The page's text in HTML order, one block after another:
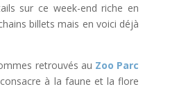
sur ce week-end riche en
billets mais en voici déjà
retrouvés au Zoo Parc
à la faune et la flore